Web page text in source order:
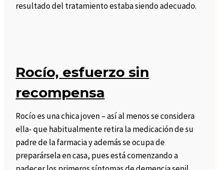
resultado del tratamiento estaba siendo adecuado.
Rocío, esfuerzo sin
recompensa
Rocío es una chica joven – así al menos se considera
ella- que habitualmente retira la medicación de su
padre de la farmacia y además se ocupa de
preparársela en casa, pues está comenzando a